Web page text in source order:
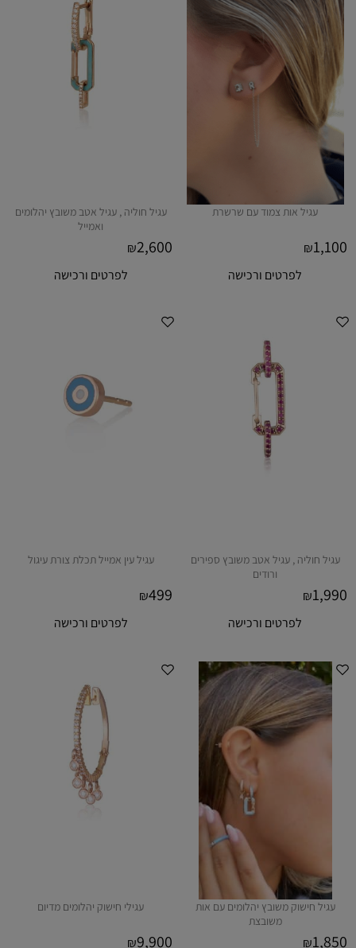
עגיל אות צמוד עם שרשרת
₪1,100
לפרטים ורכישה
עגיל חוליה , עגיל אטב משובץ יהלומים
ואמייל
₪2,600
לפרטים ורכישה
עגיל חוליה , עגיל אטב משובץ ספירים
ורודים
₪1,990
לפרטים ורכישה
עגיל עין אמייל תכלת צורת עיגול
₪499
לפרטים ורכישה
עגיל חישוק משובץ יהלומים עם אות
משובצת
₪1,850
עגילי חישוק יהלומים מדיום
₪9,900